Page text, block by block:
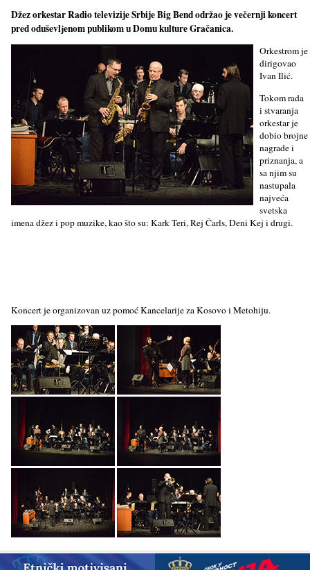
Džez orkestar Radio televizije Srbije Big Bend održao je večernji koncert
pred oduševlјenom publikom u Domu kulture Gračanica.
Orkestrom je
dirigovao
Ivan Ilić.
Tokom rada
i stvaranja
orkestar je
dobio brojne
nagrade i
priznanja, a
sa njim su
nastupala
najveća
svetska
imena džez i pop muzike, kao što su: Kark Teri, Rej Čarls, Deni Kej i drugi.
Koncert je organizovan uz pomoć Kancelarije za Kosovo i Metohiju.